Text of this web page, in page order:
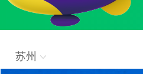
邮轮
企业商旅
汽车·船票
苏州